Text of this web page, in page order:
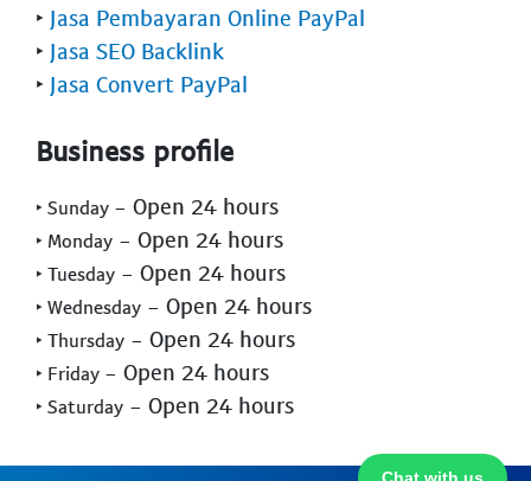
‣ Jasa Pembayaran Online PayPal
‣ Jasa SEO Backlink
‣ Jasa Convert PayPal
Business profile
‣ Sunday - Open 24 hours
‣ Monday - Open 24 hours
‣ Tuesday - Open 24 hours
‣ Wednesday - Open 24 hours
‣ Thursday - Open 24 hours
‣ Friday - Open 24 hours
‣ Saturday - Open 24 hours